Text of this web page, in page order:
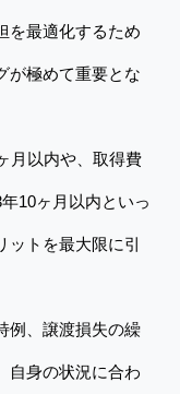
を最適化するため
が極めて重要とな
月以内や、取得費
10ヶ月以内といっ
ットを最大限に引
例、譲渡損失の繰
自身の状況に合わ